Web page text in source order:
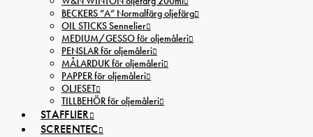
BECKERS ”A” Normalfärg oljefärg
OIL STICKS Sennelier
MEDIUM/GESSO för oljemåleri
PENSLAR för oljemåleri
MÅLARDUK för oljemåleri
PAPPER för oljemåleri
OLJESET
TILLBEHÖR för oljemåleri
STAFFLIER
SCREENTEC